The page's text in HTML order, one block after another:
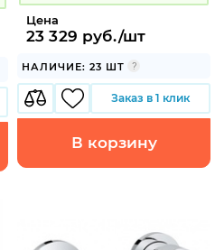
Цена
23 329 руб./шт
НАЛИЧИЕ: 23 ШТ
Заказ в 1 клик
В корзину